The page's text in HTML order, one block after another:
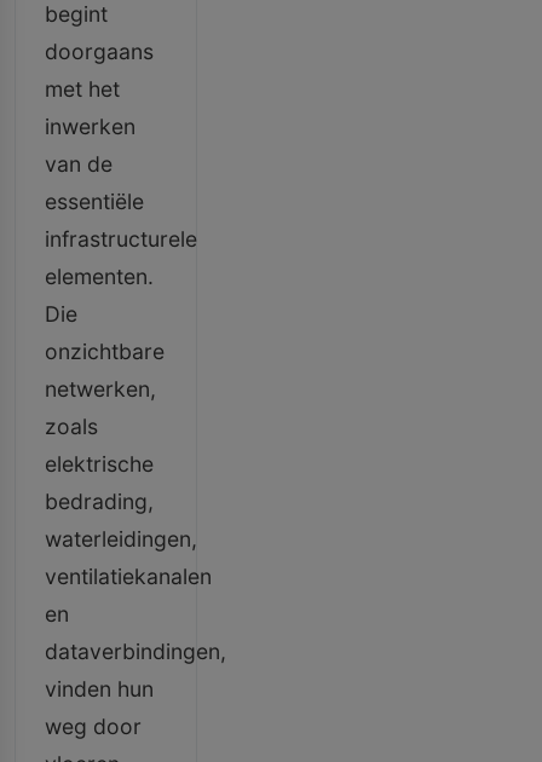
begint
doorgaans
met het
inwerken
van de
essentiële
infrastructurele
elementen.
Die
onzichtbare
netwerken,
zoals
elektrische
bedrading,
waterleidingen,
ventilatiekanalen
en
dataverbindingen,
vinden hun
weg door